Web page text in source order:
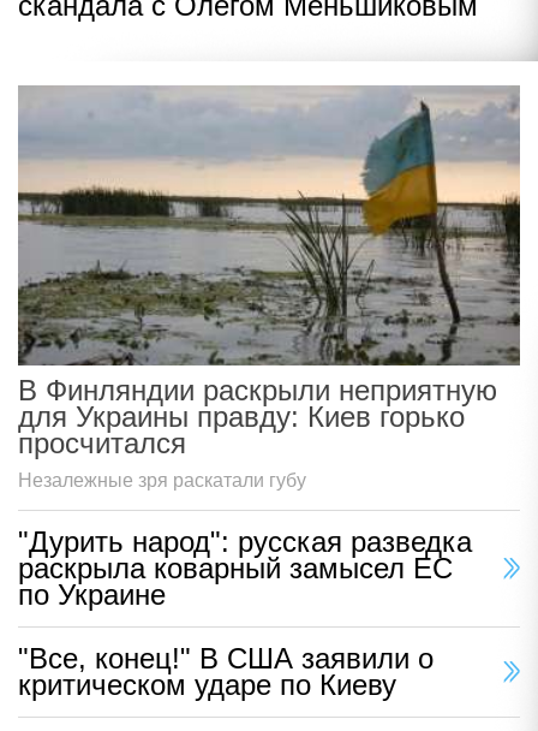
В Финляндии раскрыли неприятную
для Украины правду: Киев горько
просчитался
Незалежные зря раскатали губу
"Дурить народ": русская разведка
раскрыла коварный замысел ЕС
по Украине
"Все, конец!" В США заявили о
критическом ударе по Киеву